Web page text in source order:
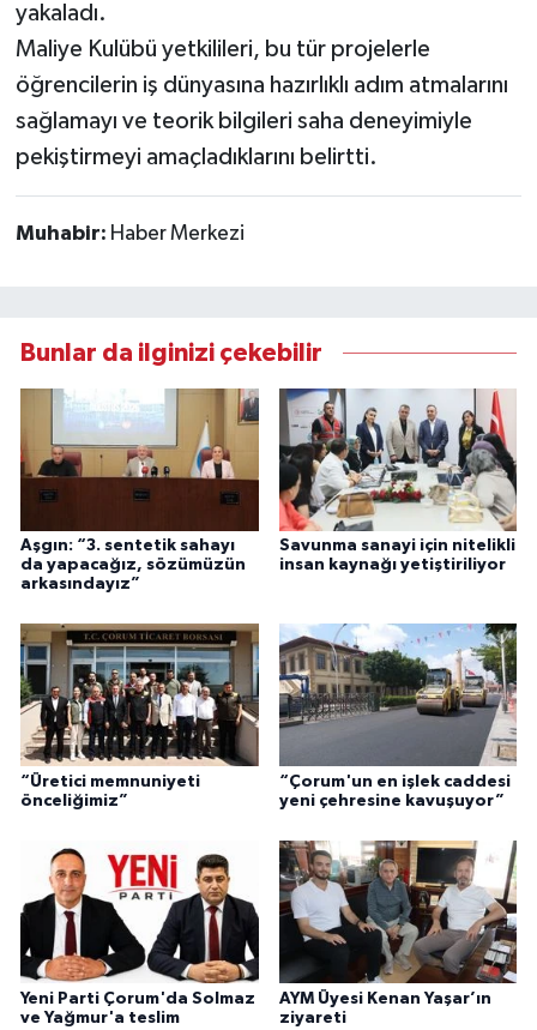
yakaladı.
Maliye Kulübü yetkilileri, bu tür projelerle
öğrencilerin iş dünyasına hazırlıklı adım atmalarını
sağlamayı ve teorik bilgileri saha deneyimiyle
pekiştirmeyi amaçladıklarını belirtti.
Muhabir: Haber Merkezi
Bunlar da ilginizi çekebilir
Aşgın: “3. sentetik sahayı
da yapacağız, sözümüzün
arkasındayız”
Savunma sanayi için nitelikli
insan kaynağı yetiştiriliyor
“Üretici memnuniyeti
önceliğimiz”
“Çorum'un en işlek caddesi
yeni çehresine kavuşuyor”
Yeni Parti Çorum'da Solmaz
ve Yağmur'a teslim
AYM Üyesi Kenan Yaşar’ın
ziyareti